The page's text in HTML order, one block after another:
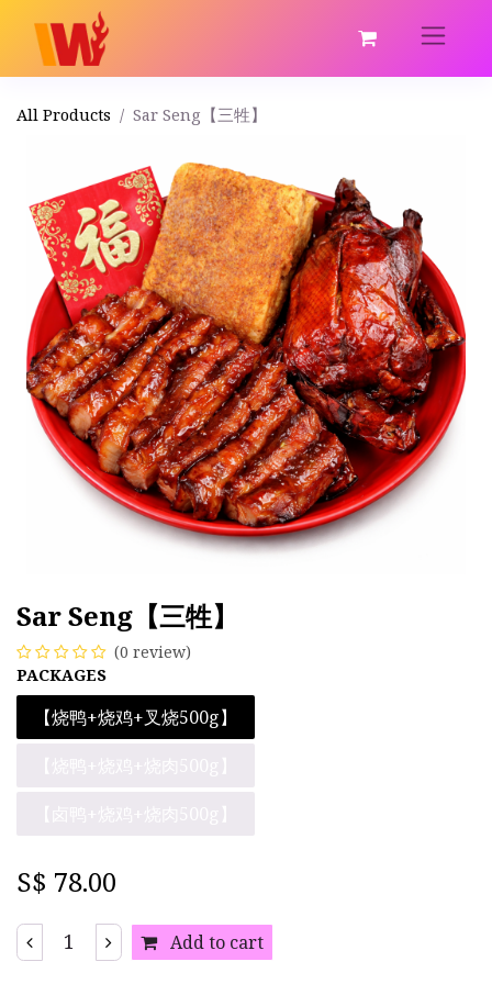
All Products Sar Seng【三牲】
Sar Seng【三牲】
(0 review)
PACKAGES
【烧鸭+烧鸡+叉烧500g】
S$ 78.00
Add to cart